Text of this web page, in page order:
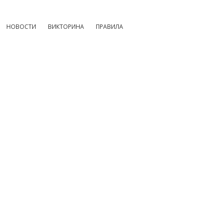
НОВОСТИ ВИКТОРИНА ПРАВИЛА